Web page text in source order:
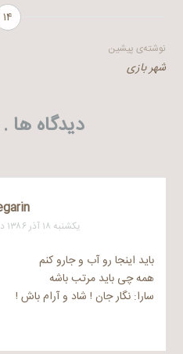
۱۴
راهبری
نوشته
نوشته‌ی پیشین
شهر بازی
دیدگاه ها
یکشنبه ۱۸ آذر ۱۳۸۶ در ۱۲:۴۲ بعد از ظهر
باید اینجا رو آب و جارو کنم
همه چی باید مرتب باشه
سارا: نگار جان ! شاد و آرام باش !